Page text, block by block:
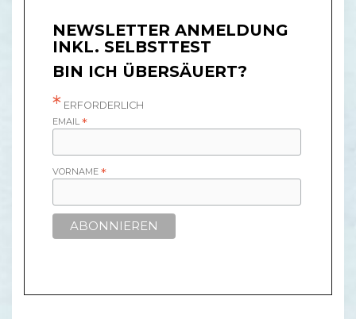
NEWSLETTER ANMELDUNG
INKL. SELBSTTEST
BIN ICH ÜBERSÄUERT?
* ERFORDERLICH
EMAIL*
VORNAME*